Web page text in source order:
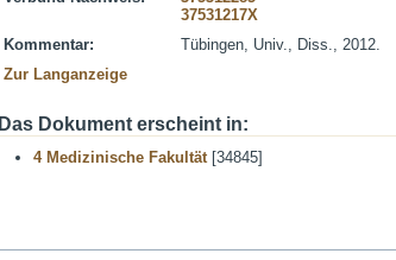
37531217X
Kommentar:
Tübingen, Univ., Diss., 2012.
Zur Langanzeige
Das Dokument erscheint in:
4 Medizinische Fakultät[34845]